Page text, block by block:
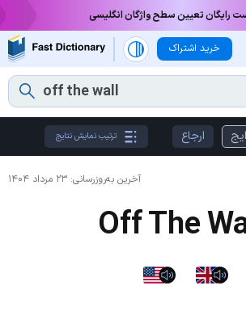
رایگان تعیین سطح واژگان انگلیسی
خرید اشتراک
ارجاع ترتیب نمایش نتایج
آخرین به‌روزرسانی: ۲۳ مرداد ۱۴۰۴
Off The